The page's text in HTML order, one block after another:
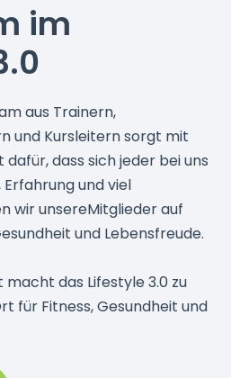
im
aus Trainern,
und Kursleitern sorgt mit
dafür, dass sich jeder bei uns
und viel
wir unsereMitglieder auf
und Lebensfreude.
das Lifestyle 3.0 zu
für Fitness, Gesundheit und